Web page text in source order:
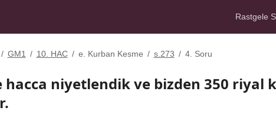
Rastgele
/ GM1 / 10. HAC / e. Kurban Kesme / s.273 / 4. Soru
hacca niyetlendik ve bizden 350 riyal